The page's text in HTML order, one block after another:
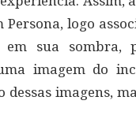
Persona, logo
em sua
imagem do
imagens,